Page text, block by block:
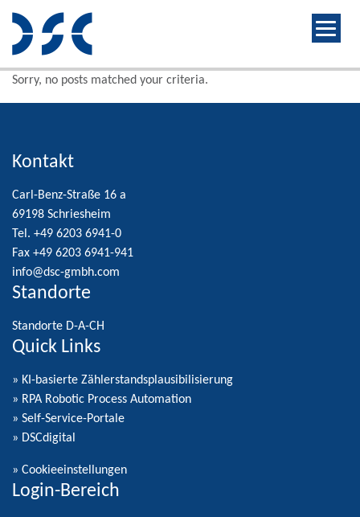
Sorry, no posts matched your criteria.
Kontakt
Carl-Benz-Straße 16 a
69198 Schriesheim
Tel. +49 6203 6941-0
Fax +49 6203 6941-941
info@dsc-gmbh.com
Standorte
Standorte D-A-CH
Quick Links
» KI-basierte Zählerstandsplausibilisierung
» RPA Robotic Process Automation
» Self-Service-Portale
» DSCdigital
» Cookieeinstellungen
Login-Bereich